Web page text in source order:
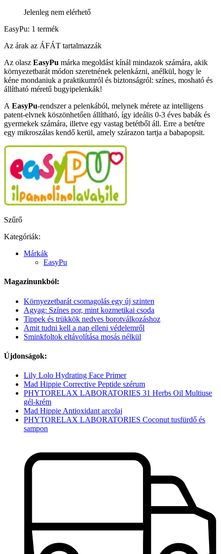
Jelenleg nem elérhető
EasyPu: 1 termék
Az árak az ÁFÁT tartalmazzák
Az olasz EasyPu márka megoldást kínál mindazok számára, akik
környezetbarát módon szeretnének pelenkázni, anélkül, hogy le
kéne mondaniuk a praktikumról és biztonságról: színes, mosható és
állítható méretű bugyipelenkák!
A EasyPu-rendszer a pelenkából, melynek mérete az intelligens
patent-elvnek köszönhetően állítható, így ideális 0-3 éves babák és
gyermekek számára, illetve egy vastag betétből áll. Erre a betétre
egy mikroszálas kendő kerül, amely szárazon tartja a babapopsit.
Szűrő
Kategóriák:
Márkák
EasyPu
Magazinunkból:
Környezetbarát csomagolás egy új szinten
Agyag: Színes por, mint kozmetikai csoda
Tippek és trükkök nedves borotválkozáshoz
Amit tudni kell a nap elleni védelemről
Sminkfoltok eltávolítása mosás nélkül
Újdonságok:
Lily Lolo Hydrating Face Primer
Mad Hippie Corrective Peptide szérum
PHYTORELAX LABORATORIES 31 Herbs Oil Multiuse
gél-krém
Mad Hippie Antioxidant arcolaj
PHYTORELAX LABORATORIES Coconut tusfürdő és
sampon